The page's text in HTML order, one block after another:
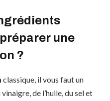
une
?
classique, il vous faut un
de l’huile, du sel et